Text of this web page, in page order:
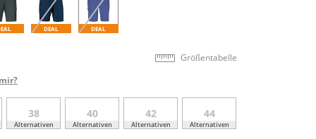
DEAL DEAL
Größentabelle
38
Alternativen
40
Alternativen
42
Alternativen
44
Alternativen